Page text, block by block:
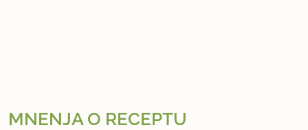
MNENJA O RECEPTU